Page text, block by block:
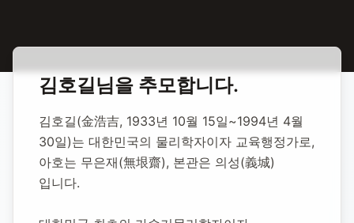
합동 추모 김호길 교육자
김호길 교육자
1933년 10월 15일-1994년 4월 30일(향년 60세)
추모소 개설:
김호길님을 추모합니다.
김호길(金浩吉, 1933년 10월 15일~1994년 4월
30일)는 대한민국의 물리학자이자 교육행정가로,
아호는 무은재(無垠齋), 본관은 의성(義城)
입니다.